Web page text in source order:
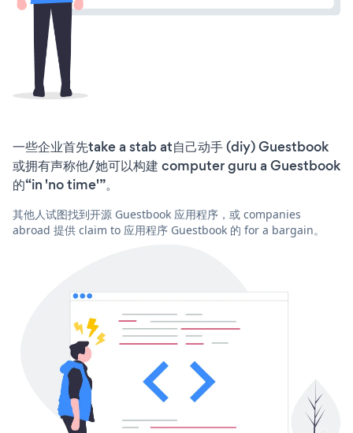
一些企业首先take a stab at自己动手 (diy) Guestbook
或拥有声称他/她可以构建 computer guru a Guestbook
的“in 'no time'”。
其他人试图找到开源 Guestbook 应用程序，或 companies
abroad 提供 claim to 应用程序 Guestbook 的 for a bargain。